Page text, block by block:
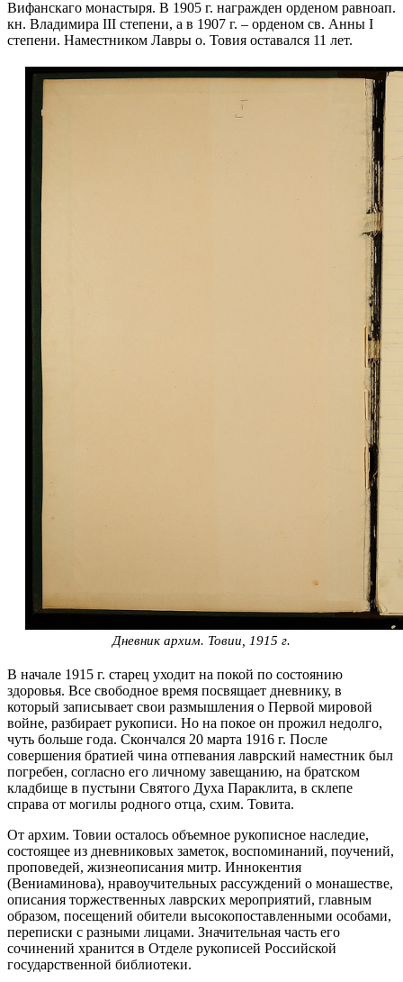
Вифанскаго монастыря. В 1905 г. награжден орденом равноап.
кн. Владимира III степени, а в 1907 г. – орденом св. Анны I
степени. Наместником Лавры о. Товия оставался 11 лет.
Дневник архим. Товии, 1915 г.
В начале 1915 г. старец уходит на покой по состоянию
здоровья. Все свободное время посвящает дневнику, в
который записывает свои размышления о Первой мировой
войне, разбирает рукописи. Но на покое он прожил недолго,
чуть больше года. Скончался 20 марта 1916 г. После
совершения братией чина отпевания лаврский наместник был
погребен, согласно его личному завещанию, на братском
кладбище в пустыни Святого Духа Параклита, в склепе
справа от могилы родного отца, схим. Товита.
От архим. Товии осталось объемное рукописное наследие,
состоящее из дневниковых заметок, воспоминаний, поучений,
проповедей, жизнеописания митр. Иннокентия
(Вениаминова), нравоучительных рассуждений о монашестве,
описания торжественных лаврских мероприятий, главным
образом, посещений обители высокопоставленными особами,
переписки с разными лицами. Значительная часть его
сочинений хранится в Отделе рукописей Российской
государственной библиотеки.